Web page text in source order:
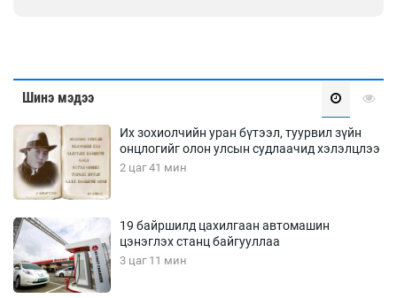
Шинэ мэдээ
Их зохиолчийн уран бүтээл, туурвил зүйн
онцлогийг олон улсын судлаачид хэлэлцлээ
2 цаг 41 мин
19 байршилд цахилгаан автомашин
цэнэглэх станц байгууллаа
3 цаг 11 мин